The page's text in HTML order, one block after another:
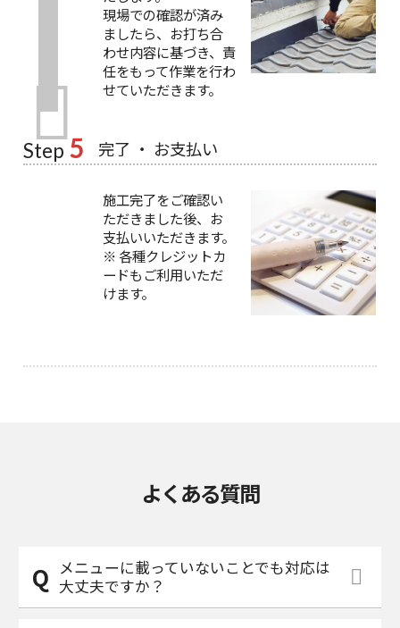
現場での確認が済み
ましたら、お打ち合
わせ内容に基づき、責
任をもって作業を行わ
せていただきます。
Step 5 完了 ・ お支払い
施工完了をご確認い
ただきました後、お
支払いいただきます。
※ 各種クレジットカ
ードもご利用いただ
けます。
よくある質問
メニューに載っていないことでも対応は
大丈夫ですか？